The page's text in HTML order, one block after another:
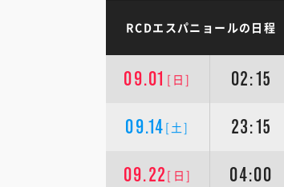
RCDエスパニョールの日程
09.01 [日] 02:15
09.14 [土] 23:15
09.22 [日] 04:00